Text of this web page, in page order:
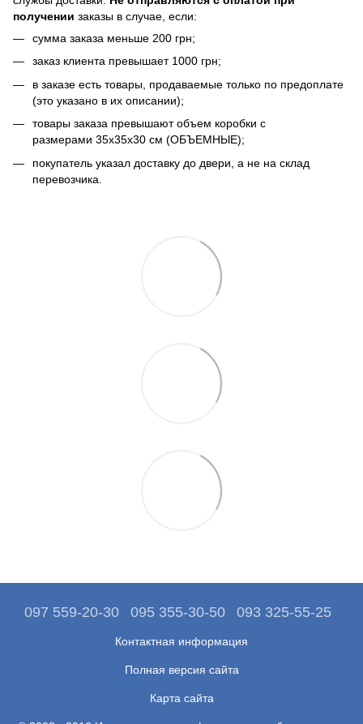
получении заказы в случае, если:
сумма заказа меньше 200 грн;
заказ клиента превышает 1000 грн;
в заказе есть товары, продаваемые только по предоплате
(это указано в их описании);
товары заказа превышают объем коробки с
размерами 35х35х30 см (ОБЪЕМНЫЕ);
покупатель указал доставку до двери, а не на склад
перевозчика.
097 559-20-30 095 355-30-50 093 325-55-25
Контактная информация
Полная версия сайта
Карта сайта